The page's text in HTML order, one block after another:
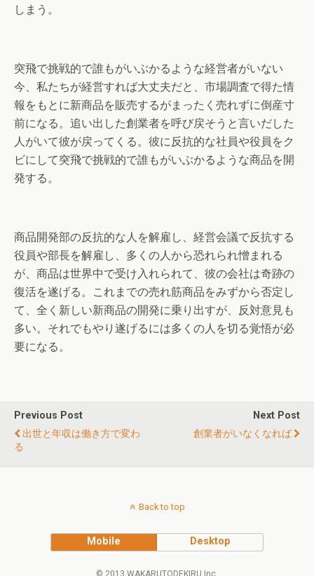
しまう。
突飛で挑戦的で誰もがいぶかるような経営者がいない
今、私たちが経営すれば大丈夫だと、市場調査で得た情
報をもとに新商品を販売するがまったく売れずに倒産寸
前になる。追い出した創業者を呼び戻そうと言いだした
人がいて彼が戻ってくる。彼に反抗的な社員や役員をク
ビにして突飛で挑戦的で誰もがいぶかるような商品を開
発する。
商品開発部の反抗的な人を解雇し、経営会議で反抗する
役員や部長を解雇し、多くの人から恐れられ憎まれる
が、商品は世界中で受け入れられて、彼の会社は奇跡の
復活を遂げる。これまでの売れ筋商品をみずから否定し
て、全く新しい新商品の開発に乗り出すが、反対意見も
多い。それでもやり遂げるには多くの人を切る覚悟が必
要になる。
Previous Post
出世と年収は働き方で変わ
る
Next Post
創業者がいなくなれば
Back to top
Mobile Desktop
© 2013 WAKARUTODEKIRU Inc.